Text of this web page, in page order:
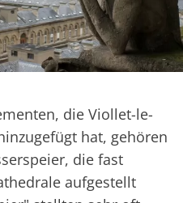
die Viollet-le-
hat, gehören
die fast
aufgestellt